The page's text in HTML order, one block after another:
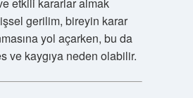
gerilim, bireyin karar
yol açarken, bu da
ve kaygıya neden olabilir.